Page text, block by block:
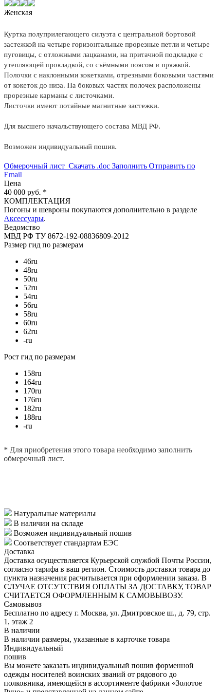
Женская
Куртка полуприлегающего силуэта с центральной бортовой
застежкой на четыре горизонтальные прорезные петли и четыре
пуговицы, с отложными лацканами, на притачной подкладке с
утепляющей прокладкой, со съёмными поясом и пряжкой.
Полочки с наклонными кокетками, отрезными боковыми частями
от кокеток до низа. На боковых частях полочек расположены
прорезные карманы с листочками.
Листочки имеют потайные магнитные застежки.
Для высшего начальствующего состава МВД РФ.
Возможен индивидуальный пошив.
Обмерочный лист Скачать .doc Заполнить Отправить по
Email
Цена
40 000 руб. *
КОМПЛЕКТАЦИЯ
Погоны и шевроны покупаются дополнительно в разделе
Аксессуары.
Ведомство
МВД РФ ТУ 8672-192-08836809-2012
Размер гид по размерам
46ru
48ru
50ru
52ru
54ru
56ru
58ru
60ru
62ru
-ru
Рост гид по размерам
158ru
164ru
170ru
176ru
182ru
188ru
-ru
* Для приобретения этого товара необходимо заполнить
обмерочный лист.
Натуральные материалы
В наличии на складе
Возможен индивидуальный пошив
Соответствует стандартам ЕЭС
Доставка
Доставка осуществляется Курьерской службой Почты России,
согласно тарифа в ваш регион. Стоимость доставки товара до
пункта назначения расчитывается при оформлении заказа. В
СЛУЧАЕ ОТСУТСТВИЯ ОПЛАТЫ ЗА ДОСТАВКУ, ТОВАР
СЧИТАЕТСЯ ОФОРМЛЕННЫМ К САМОВЫВОЗУ.
Самовывоз
Бесплатно по адресу г. Москва, ул. Дмитровское ш., д. 79, стр.
1, этаж 2
В наличии
В наличии размеры, указанные в карточке товара
Индивидуальный
пошив
Вы можете заказать индивидуальный пошив форменной
одежды носителей воинских званий от рядового до
полковника, имеющейся в ассортименте фабрики «Золотое